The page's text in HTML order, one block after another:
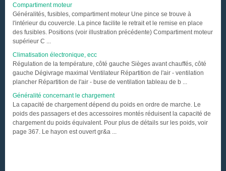
Compartiment moteur
Généralités, fusibles, compartiment moteur Une pince se trouve à
l'intérieur du couvercle. La pince facilite le retrait et le remise en place
des fusibles. Positions (voir illustration précédente) Compartiment moteur
supérieur C ...
Climatisation électronique, ecc
Régulation de la température, côté gauche Sièges avant chauffés, côté
gauche Dégivrage maximal Ventilateur Répartition de l'air - ventilation
plancher Répartition de l'air - buse de ventilation tableau de b ...
Généralité concernant le chargement
La capacité de chargement dépend du poids en ordre de marche. Le
poids des passagers et des accessoires montés réduisent la capacité de
chargement du poids équivalent. Pour plus de détails sur les poids, voir
page 367. Le hayon est ouvert gr&a ...